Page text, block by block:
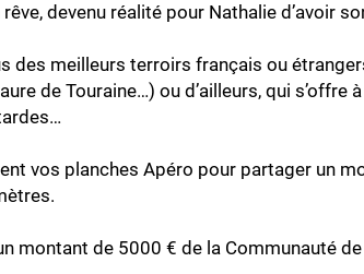
devenu réalité pour Nathalie d’avoir
des meilleurs terroirs français ou
de Touraine…) ou d’ailleurs, qui s’offre
vos planches Apéro pour partager un
montant de 5000 € de la Communauté